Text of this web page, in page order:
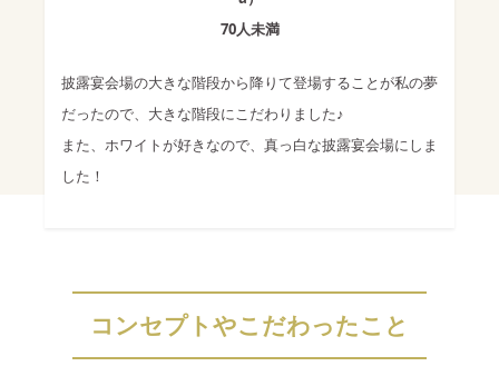
70人未満
披露宴会場の大きな階段から降りて登場することが私の夢
だったので、大きな階段にこだわりました♪
また、ホワイトが好きなので、真っ白な披露宴会場にしま
した！
コンセプトやこだわったこと